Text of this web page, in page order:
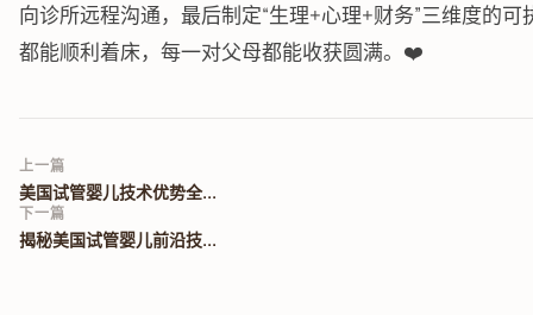
向诊所远程沟通，最后制定“生理+心理+财务”三维度的
都能顺利着床，每一对父母都能收获圆满。❤️
上一篇
美国试管婴儿技术优势全...
下一篇
揭秘美国试管婴儿前沿技...